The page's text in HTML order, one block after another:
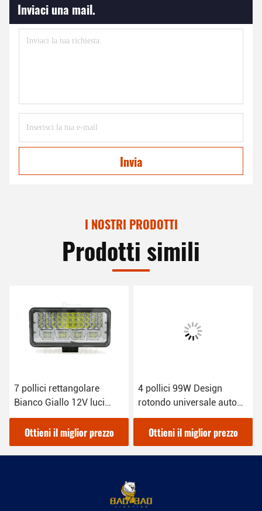
Inviaci una mail.
Invia
I NOSTRI PRODOTTI
Prodotti simili
7 pollici rettangolare
Bianco Giallo 12V luci
luminose di lavoro
universali auto
Ottieni il miglior prezzo
4 pollici 99W Design
rotondo universale auto
luci di lavoro a LED per
camion
Ottieni il miglior prezzo